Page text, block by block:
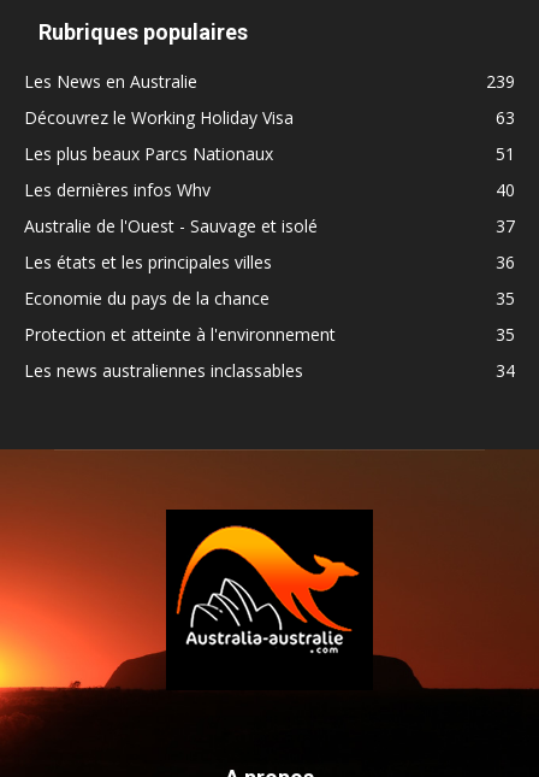
Rubriques populaires
Les News en Australie
239
Découvrez le Working Holiday Visa
63
Les plus beaux Parcs Nationaux
51
Les dernières infos Whv
40
Australie de l'Ouest - Sauvage et isolé
37
Les états et les principales villes
36
Economie du pays de la chance
35
Protection et atteinte à l'environnement
35
Les news australiennes inclassables
34